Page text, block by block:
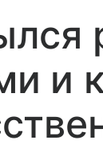
и